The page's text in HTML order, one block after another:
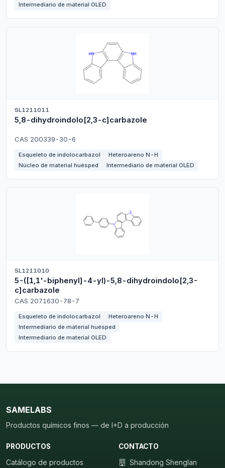
Intermediario de material OLED
SL1211011
5,8-dihydroindolo[2,3-c]carbazole
CAS 200339-30-6
Esqueleto de indolocarbazol
Heteroareno N-H
Núcleo de material huésped
Intermediario de material OLED
SL1211010
5-([1,1'-biphenyl]-4-yl)-5,8-dihydroindolo[2,3-
c]carbazole
CAS 2071630-78-7
Esqueleto de indolocarbazol
Heteroareno N-H
Intermediario de material huésped
Intermediario de material OLED
SAMELABS
Productos químicos finos — de I+D a producción
PRODUCTOS
Catálogo de productos
CONTACTO
Shandong Shenglan